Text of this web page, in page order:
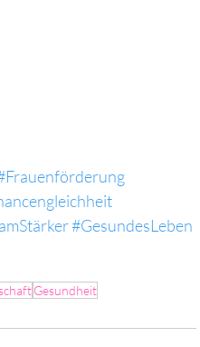
#GesundesLeben
Gesundheit